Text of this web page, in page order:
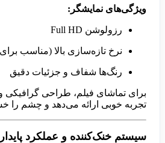
ویژگی‌های نمایشگر:
رزولوشن Full HD
نرخ تازه‌سازی بالا (مناسب
رنگ‌ها شفاف و جزئیات دقیق
برای تماشای فیلم، طراحی گرافیکی و
تجربه خوبی ارائه می‌دهد و چشم را
سیستم خنک‌کننده و عملکرد پایدار